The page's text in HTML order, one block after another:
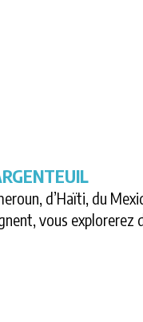
d’Haïti, du
vous